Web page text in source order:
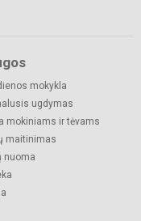
mokykla
ugdymas
mokiniams ir tėvams
maitinimas
nuoma